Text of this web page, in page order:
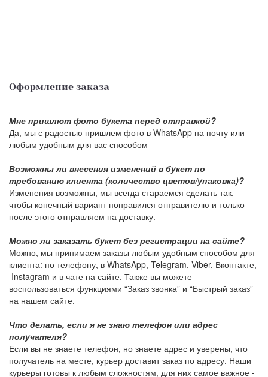
Оформление заказа
Мне пришлют фото букета перед отправкой?
Да, мы с радостью пришлем фото в WhatsApp на почту или
любым удобным для вас способом
Возможны ли внесения изменений в букет по
требованию клиента (количество цветов/упаковка)?
Изменения возможны, мы всегда стараемся сделать так,
чтобы конечный вариант понравился отправителю и только
после этого отправляем на доставку.
Можно ли заказать букет без регистрации на сайте?
Можно, мы принимаем заказы любым удобным способом для
клиента: по телефону, в WhatsApp, Telegram, Viber, Вконтакте,
Instagram и в чате на сайте. Также вы можете
воспользоваться функциями “Заказ звонка” и “Быстрый заказ”
на нашем сайте.
Что делать, если я не знаю телефон или адрес
получателя?
Если вы не знаете телефон, но знаете адрес и уверены, что
получатель на месте, курьер доставит заказ по адресу. Наши
курьеры готовы к любым сложностям, для них самое важное -